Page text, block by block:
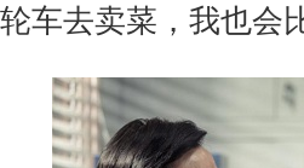
轮车去卖菜，我也会